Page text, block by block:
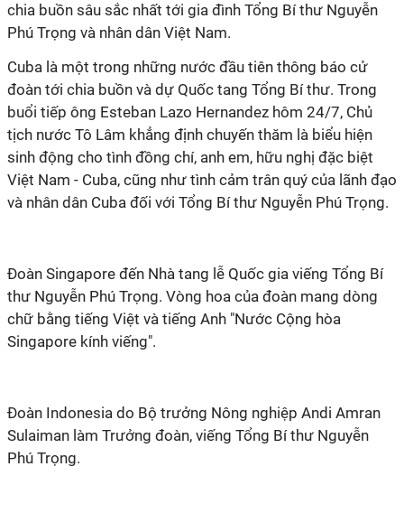
chia buồn sâu sắc nhất tới gia đình Tổng Bí thư Nguyễn
Phú Trọng và nhân dân Việt Nam.
Cuba là một trong những nước đầu tiên thông báo cử
đoàn tới chia buồn và dự Quốc tang Tổng Bí thư. Trong
buổi tiếp ông Esteban Lazo Hernandez hôm 24/7, Chủ
tịch nước Tô Lâm khẳng định chuyến thăm là biểu hiện
sinh động cho tình đồng chí, anh em, hữu nghị đặc biệt
Việt Nam - Cuba, cũng như tình cảm trân quý của lãnh đạo
và nhân dân Cuba đối với Tổng Bí thư Nguyễn Phú Trọng.
Đoàn Singapore đến Nhà tang lễ Quốc gia viếng Tổng Bí
thư Nguyễn Phú Trọng. Vòng hoa của đoàn mang dòng
chữ bằng tiếng Việt và tiếng Anh "Nước Cộng hòa
Singapore kính viếng".
Đoàn Indonesia do Bộ trưởng Nông nghiệp Andi Amran
Sulaiman làm Trưởng đoàn, viếng Tổng Bí thư Nguyễn
Phú Trọng.